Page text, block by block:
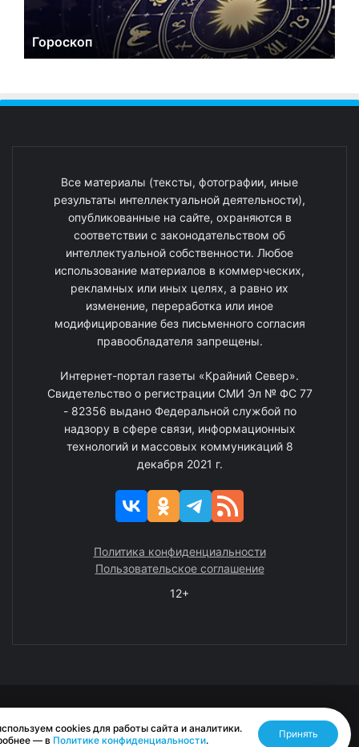
Гороскоп
Все материалы (тексты, фотографии, иные
результаты интеллектуальной деятельности),
опубликованные на сайте, охраняются в
соответствии с законодательством об
интеллектуальной собственности. Любое
использование материалов в коммерческих,
рекламных или иных целях, а равно их
изменение, переработка или иное
модифицирование без письменного согласия
правообладателя запрещены.
Интернет-портал газеты «Крайний Север».
Свидетельство о регистрации СМИ Эл № ФС 77
- 82356 выдано Федеральной службой по
надзору в сфере связи, информационных
технологий и массовых коммуникаций 8
декабря 2021 г.
Политика конфиденциальности
Пользовательское соглашение
12+
Разработано RASA
cookies для работы сайта и аналитики.
— в Политике конфиденциальности.
Принять